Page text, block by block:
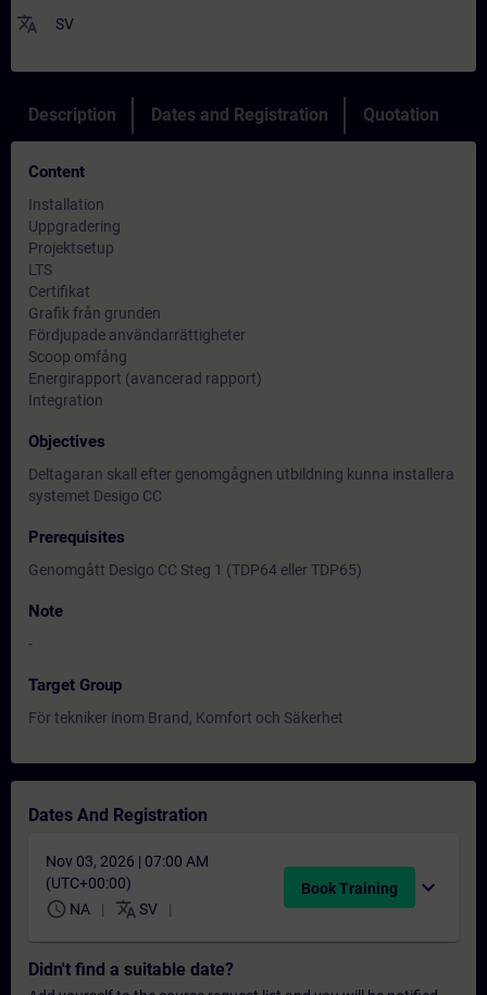
translate SV
Description Dates and Registration Quotation
Content
Installation
Uppgradering
Projektsetup
LTS
Certifikat
Grafik från grunden
Fördjupade användarrättigheter
Scoop omfång
Energirapport (avancerad rapport)
Integration
Objectives
Deltagaran skall efter genomgågnen utbildning kunna installera
systemet Desigo CC
Prerequisites
Genomgått Desigo CC Steg 1 (TDP64 eller TDP65)
Note
-
Target Group
För tekniker inom Brand, Komfort och Säkerhet
Dates And Registration
Nov 03, 2026 | 07:00 AM
(UTC+00:00)
schedule NA translate SV
Book Training expand_more
Didn't find a suitable date?